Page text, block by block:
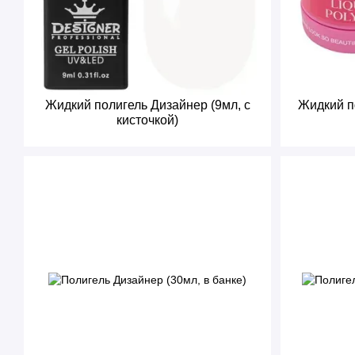
Жидкий полигель Дизайнер (9мл, с
кисточкой)
Жидкий